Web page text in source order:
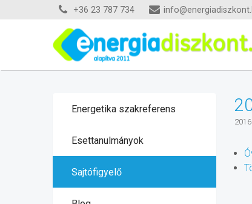
+36 23 787 734
Energetika szakreferens
Esettanulmányok
Sajtófigyelő